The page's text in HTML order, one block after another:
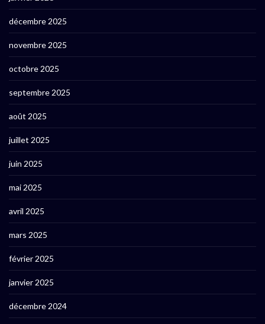
décembre 2025
novembre 2025
octobre 2025
septembre 2025
août 2025
juillet 2025
juin 2025
mai 2025
avril 2025
mars 2025
février 2025
janvier 2025
décembre 2024